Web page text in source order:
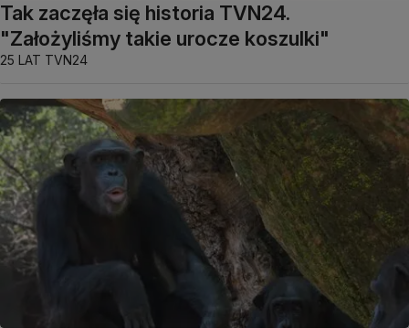
Tak zaczęła się historia TVN24.
"Założyliśmy takie urocze koszulki"
25 LAT TVN24